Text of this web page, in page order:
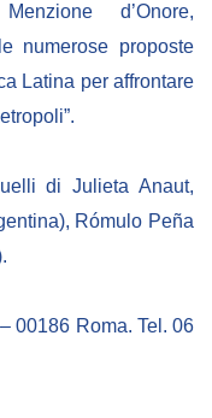
d’Onore,
numerose proposte
Latina per affrontare
di Julieta Anaut,
Rómulo Peña
00186 Roma. Tel. 06